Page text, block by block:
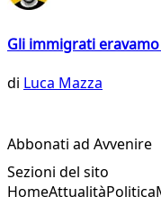
Gli immigrati
di Luca Mazza
Abbonati ad Avvenire
Sezioni del sito
HomeAttualitàPolitica